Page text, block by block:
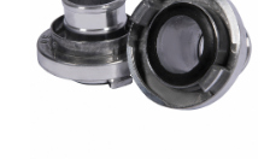
Zdrobitoare electrice
Zdrobitoare electrice & manuale
Zdrobitoare manuale
Masini de cusut si accesorii